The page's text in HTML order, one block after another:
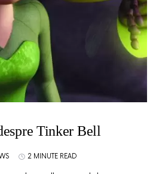
Tinker Bell
2 MINUTE READ